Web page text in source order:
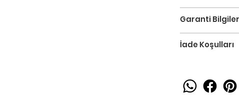
Garanti
İade Koşulları